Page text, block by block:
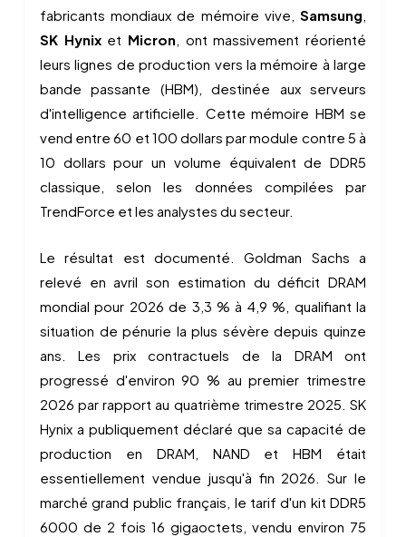
fabricants mondiaux de mémoire vive, Samsung,
SK Hynixet Micron, ont massivement réorienté
leurs lignes de production vers la mémoire à large
bande passante (HBM), destinée aux serveurs
d'intelligence artificielle. Cette mémoire HBM se
vend entre 60 et 100 dollars par module contre 5 à
10 dollars pour un volume équivalent de DDR5
classique, selon les données compilées par
TrendForce et les analystes du secteur.
Le résultat est documenté. Goldman Sachs a
relevé en avril son estimation du déficit DRAM
mondial pour 2026 de 3,3 % à 4,9 %, qualifiant la
situation de pénurie la plus sévère depuis quinze
ans. Les prix contractuels de la DRAM ont
progressé d'environ 90 % au premier trimestre
2026 par rapport au quatrième trimestre 2025. SK
Hynix a publiquement déclaré que sa capacité de
production en DRAM, NAND et HBM était
essentiellement vendue jusqu'à fin 2026. Sur le
marché grand public français, le tarif d'un kit DDR5
6000 de 2 fois 16 gigaoctets, vendu environ 75